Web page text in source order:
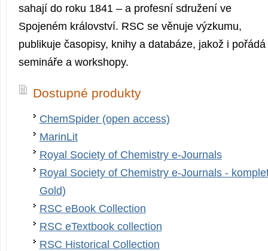
sahají do roku 1841 – a profesní sdružení ve
Spojeném království. RSC se věnuje výzkumu,
publikuje časopisy, knihy a databáze, jakož i
semináře a workshopy.
Dostupné produkty
ChemSpider (open access)
MarinLit
Royal Society of Chemistry e-Journals
Royal Society of Chemistry e-Journals -
Gold)
RSC eBook Collection
RSC eTextbook collection
RSC Historical Collection